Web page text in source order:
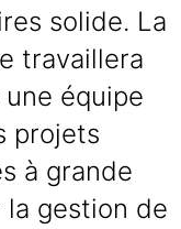
solide. La
travaillera
équipe
projets
à grande
la gestion de